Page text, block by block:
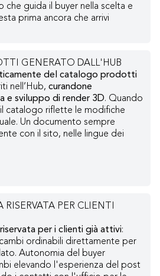
guida il buyer nella scelta e
prima ancora che arrivi
GENERATO DALL'HUB
del catalogo prodotti
nell’Hub, curandone
e sviluppo di render 3D. Quando
catalogo riflette le modifiche
Un documento sempre
con il sito, nelle lingue dei
RISERVATA PER CLIENTI
per i clienti già attivi:
ordinabili direttamente per
Autonomia del buyer
elevando l'esperienza del post